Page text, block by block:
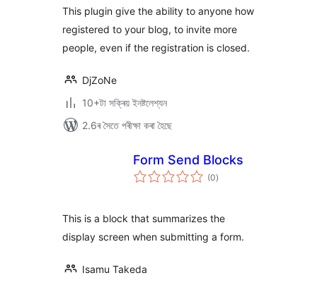
This plugin give the ability to anyone how
registered to your blog, to invite more
people, even if the registration is closed.
DjZoNe
10+টা সক্ৰিয় ইনষ্টলেশ্যন
2.6ৰ সৈতে পৰীক্ষা কৰা হৈছে
Form Send Blocks
(0টা
মুঠ)
This is a block that summarizes the
display screen when submitting a form.
Isamu Takeda